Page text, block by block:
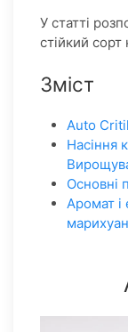
У статті
стійкий
Зміст
Auto
Насіння
Основні
Аромат і